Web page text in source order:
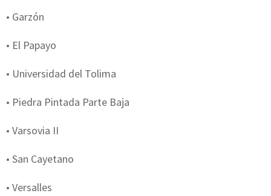
• Garzón
• El Papayo
• Universidad del Tolima
• Piedra Pintada Parte Baja
• Varsovia II
• San Cayetano
• Versalles